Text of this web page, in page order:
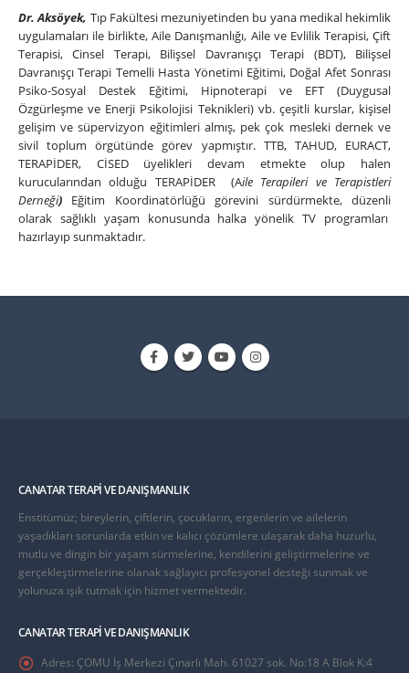
Dr. Aksöyek, Tıp Fakültesi mezuniyetinden bu yana medikal hekimlik
uygulamaları ile birlikte, Aile Danışmanlığı, Aile ve Evlilik Terapisi, Çift
Terapisi, Cinsel Terapi, Bilişsel Davranışçı Terapi (BDT), Bilişsel
Davranışçı Terapi Temelli Hasta Yönetimi Eğitimi, Doğal Afet Sonrası
Psiko-Sosyal Destek Eğitimi, Hipnoterapi ve EFT (Duygusal
Özgürleşme ve Enerji Psikolojisi Teknikleri) vb. çeşitli kurslar, kişisel
gelişim ve süpervizyon eğitimleri almış, pek çok mesleki dernek ve
sivil toplum örgütünde görev yapmıştır. TTB, TAHUD, EURACT,
TERAPİDER, CİSED üyelikleri devam etmekte olup halen
kurucularından olduğu TERAPİDER (Aile Terapileri ve Terapistleri
Derneği) Eğitim Koordinatörlüğü görevini sürdürmekte, düzenli
olarak sağlıklı yaşam konusunda halka yönelik TV programları
hazırlayıp sunmaktadır.
CANATAR TERAPI VE DANIŞMANLIK
Enstitümüz; bireylerin, çiftlerin, çocukların, ergenlerin ve ailelerin
yaşadıkları sorunlarda etkin ve kalıcı çözümlere ulaşarak daha huzurlu,
mutlu ve dingin bir yaşam sürmelerine, kendilerini geliştirmelerine ve
gerçekleştirmelerine olanak sağlayıcı profesyonel desteği sunmak ve
yolunuza ışık tutmak için hizmet vermektedir.
CANATAR TERAPI VE DANIŞMANLIK
Adres: ÇOMU İş Merkezi Çınarlı Mah. 61027 sok. No:18 A Blok K:4